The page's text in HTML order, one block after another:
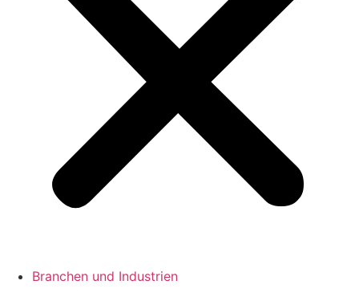
Branchen und Industrien